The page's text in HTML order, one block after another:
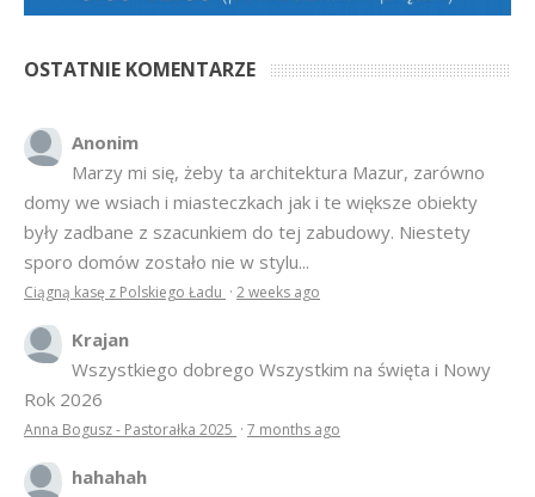
OSTATNIE KOMENTARZE
Anonim
Marzy mi się, żeby ta architektura Mazur, zarówno
domy we wsiach i miasteczkach jak i te większe obiekty
były zadbane z szacunkiem do tej zabudowy. Niestety
sporo domów zostało nie w stylu...
Ciągną kasę z Polskiego Ładu · 2 weeks ago
Krajan
Wszystkiego dobrego Wszystkim na święta i Nowy
Rok 2026
Anna Bogusz - Pastorałka 2025 · 7 months ago
hahahah